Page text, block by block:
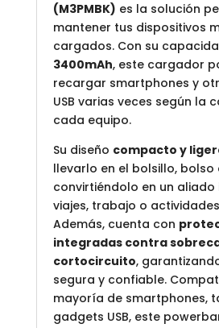
(M3PMBK) es la solución
mantener tus dispositivos
cargados. Con su
3400mAh, este cargador
recargar smartphones y
USB varias veces según la
cada equipo.
Su diseño compacto y
llevarlo en el bolsillo, bolso
convirtiéndolo en un
viajes, trabajo o
Además, cuenta con
integradas contra
cortocircuito,
segura y confiable.
mayoría de smartphones,
gadgets USB, este